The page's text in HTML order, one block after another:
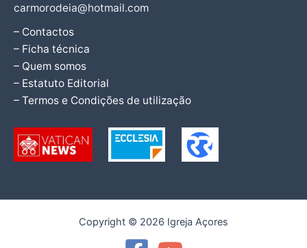
carmorodeia@hotmail.com
– Contactos
– Ficha técnica
– Quem somos
– Estatuto Editorial
– Termos e Condições de utilização
Copyright © 2026 Igreja Açores